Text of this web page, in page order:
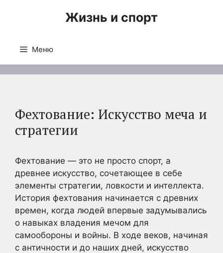
Жизнь и спорт
Меню
Фехтование: Искусство меча и
стратегии
Фехтование — это не просто спорт, а
древнее искусство, сочетающее в себе
элементы стратегии, ловкости и интеллекта.
История фехтования начинается с древних
времен, когда людей впервые задумывались
о навыках владения мечом для
самообороны и войны. В ходе веков, начиная
с античности и до наших дней, искусство